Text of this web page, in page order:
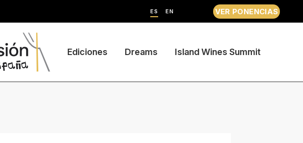
ES EN VER PONENCIAS
Ediciones Dreams Island Wines Summit